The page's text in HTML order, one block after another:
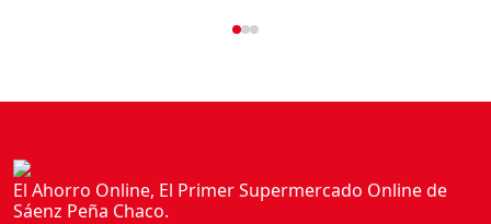
El Ahorro Online, El Primer Supermercado Online de
Sáenz Peña Chaco.